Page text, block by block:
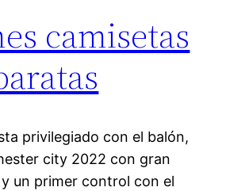
camisetas
privilegiado con el balón,
city 2022 con gran
un primer control con el